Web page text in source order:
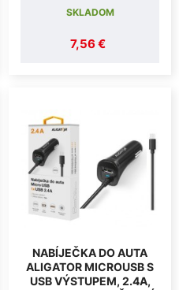
7,56 €
SKLADOM
NABÍJEČKA DO AUTA
ALIGATOR MICROUSB S
USB VÝSTUPEM, 2.4A,